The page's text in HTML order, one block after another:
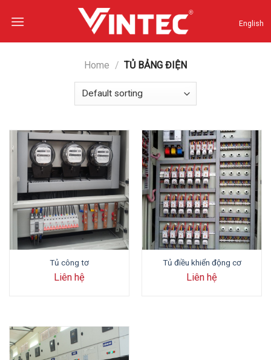
English
Home / TỦ BẢNG ĐIỆN
Tủ công tơ
Liên hệ
Tủ điều khiển động cơ
Liên hệ